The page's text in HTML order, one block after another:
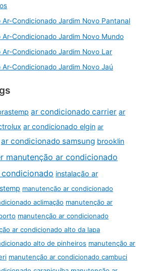
Ar-Condicionado Jardim Novo Pantanal
Ar-Condicionado Jardim Novo Mundo
Ar-Condicionado Jardim Novo Lar
Ar-Condicionado Jardim Novo Jaú
ar condicionado carrier ar
ar condicionado elgin ar
ar condicionado samsung brooklin
manutenção ar condicionado
instalação ar
manutenção ar condicionado
aclimação manutenção ar
manutenção ar condicionado
ar condicionado alto da lapa
alto de pinheiros manutenção ar
manutenção ar condicionado cambuci